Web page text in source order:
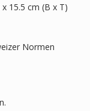
15.5 cm (B x T)
Normen